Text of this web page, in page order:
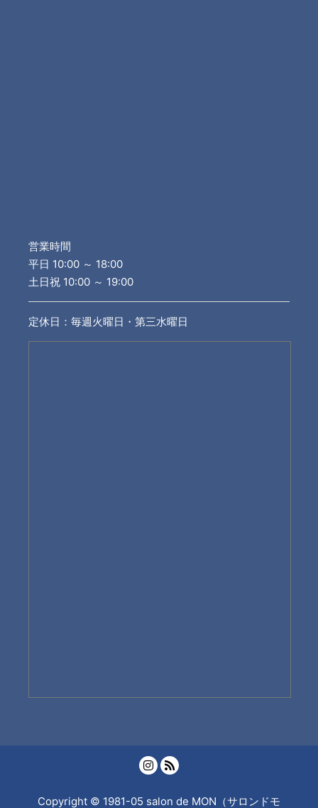
営業時間
平日 10:00 ～ 18:00
土日祝 10:00 ～ 19:00
定休日：毎週火曜日・第三水曜日
Copyright © 1981-05 salon de MON（サロンドモ